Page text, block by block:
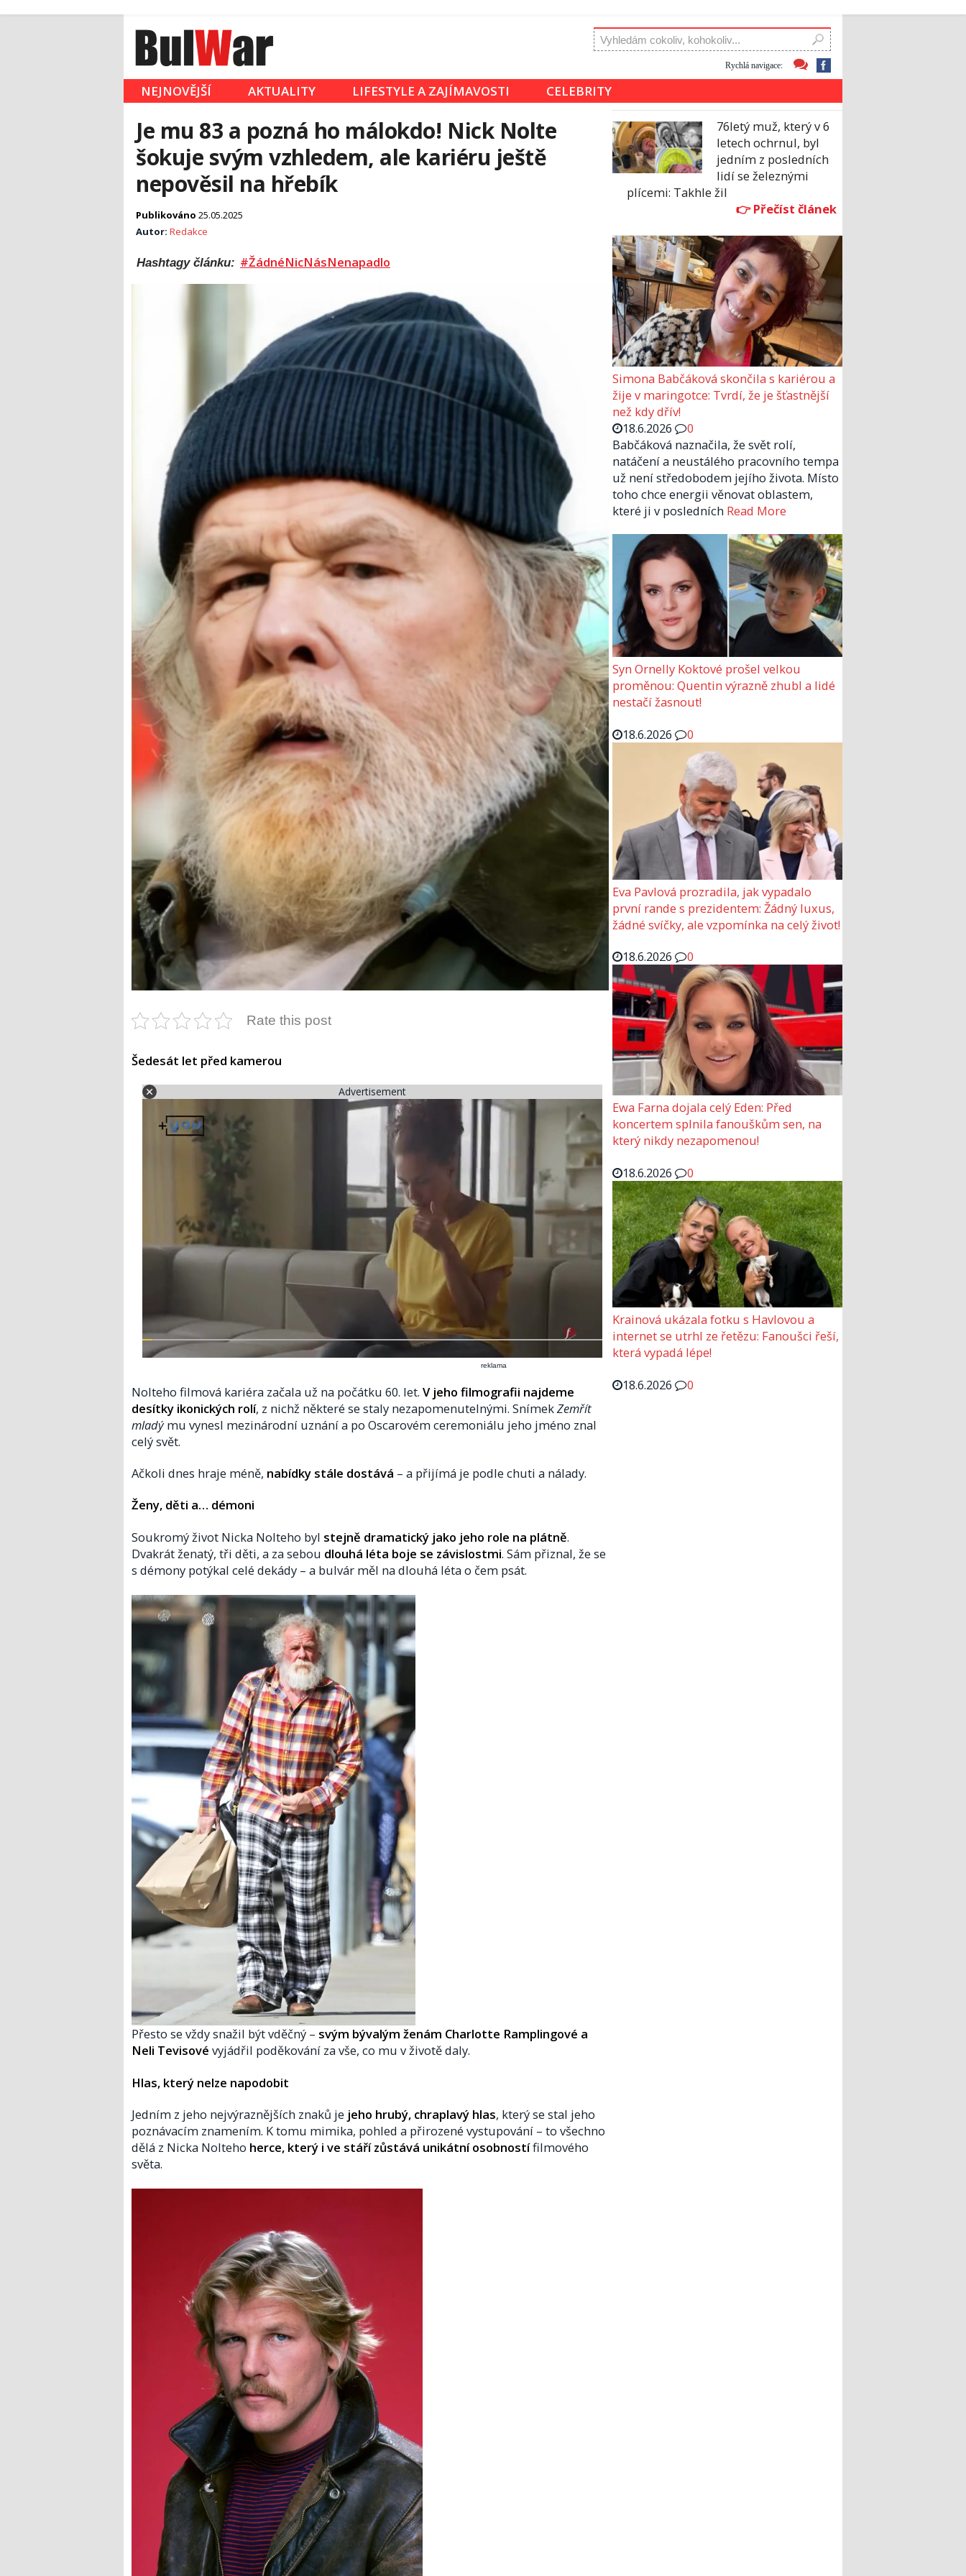
Rychlá navigace:
NEJNOVĚJŠÍ AKTUALITY LIFESTYLE A ZAJÍMAVOSTI CELEBRITY
Je mu 83 a pozná ho málokdo! Nick Nolte
šokuje svým vzhledem, ale kariéru ještě
nepověsil na hřebík
Publikováno 25.05.2025
Autor: Redakce
Hashtagy článku: #ŽádnéNicNásNenapadlo
Rate this post
Šedesát let před kamerou
Advertisement
reklama
Nolteho filmová kariéra začala už na počátku 60. let. V jeho filmografii najdeme
desítky ikonických rolí, z nichž některé se staly nezapomenutelnými. SnímekZemřít
mladýmu vynesl mezinárodní uznání a po Oscarovém ceremoniálu jeho jméno znal
celý svět.
Ačkoli dnes hraje méně, nabídky stále dostává – a přijímá je podle chuti a nálady.
Ženy, děti a… démoni
Soukromý život Nicka Nolteho byl stejně dramatický jako jeho role na plátně.
Dvakrát ženatý, tři děti, a za sebou dlouhá léta boje se závislostmi. Sám přiznal, že se
s démony potýkal celé dekády – a bulvár měl na dlouhá léta o čem psát.
Přesto se vždy snažil být vděčný – svým bývalým ženám Charlotte Ramplingové a
Neli Tevisové vyjádřil poděkování za vše, co mu v životě daly.
Hlas, který nelze napodobit
Jedním z jeho nejvýraznějších znaků je jeho hrubý, chraplavý hlas, který se stal jeho
poznávacím znamením. K tomu mimika, pohled a přirozené vystupování – to všechno
dělá z Nicka Nolteho herce, který i ve stáří zůstává unikátní osobnostífilmového
světa.
76letý muž, který v 6
letech ochrnul, byl
jedním z posledních
lidí se železnými
plícemi: Takhle žil
Simona Babčáková skončila s kariérou a
žije v maringotce: Tvrdí, že je šťastnější
než kdy dřív!
18.6.2026
0
Babčáková naznačila, že svět rolí,
natáčení a neustálého pracovního tempa
už není středobodem jejího života. Místo
toho chce energii věnovat oblastem,
které ji v posledních Read More
Syn Ornelly Koktové prošel velkou
proměnou: Quentin výrazně zhubl a lidé
nestačí žasnout!
18.6.2026
0
Eva Pavlová prozradila, jak vypadalo
první rande s prezidentem: Žádný luxus,
žádné svíčky, ale vzpomínka na celý život!
18.6.2026
0
Ewa Farna dojala celý Eden: Před
koncertem splnila fanouškům sen, na
který nikdy nezapomenou!
18.6.2026
0
Krainová ukázala fotku s Havlovou a
internet se utrhl ze řetězu: Fanoušci řeší,
která vypadá lépe!
18.6.2026
0